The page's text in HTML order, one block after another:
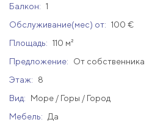
Балкон: 1
Обслуживание(мес) от: 100 €
Площадь: 110 м²
Предложение:
От собственника
Этаж:
8
Вид:
Море / Горы / Город
Мебель:
Да